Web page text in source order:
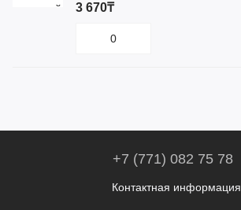
3 670₸
+7 (771) 082 75 78
Контактная информация